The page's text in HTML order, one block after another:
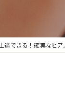
達できる！確実なピア